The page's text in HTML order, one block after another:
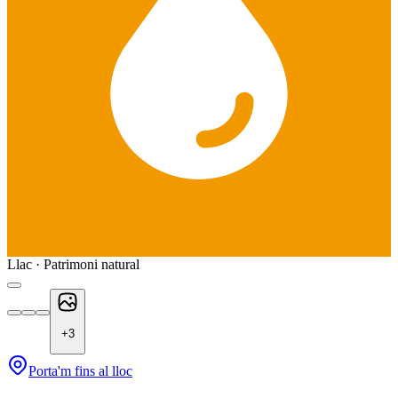
Llac · Patrimoni natural
+3
Porta'm fins al lloc